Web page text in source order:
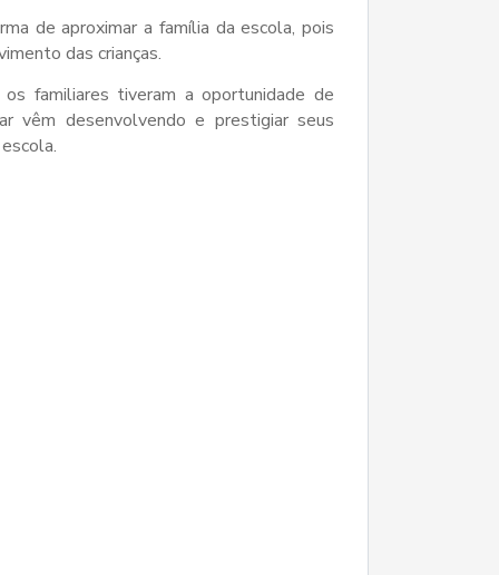
de aproximar a família da escola, pois
das crianças.
familiares tiveram a oportunidade de
vêm desenvolvendo e prestigiar seus